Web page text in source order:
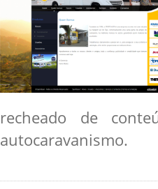
recheado de
autocaravanismo.